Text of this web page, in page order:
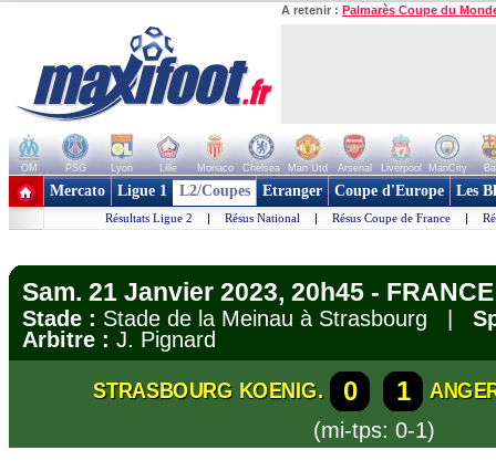
A retenir : Palmarès Coupe du
OM PSG Lyon Lille Monaco Chelsea Man Utd Arsenal Liverpool ManCity
+ de clubs
Mercato Ligue 1 L2/Coupes Etranger Coupe d'Europe Les
Résultats Ligue 2 | Résus National | Résus Coupe de France |
Sam. 21 Janvier 2023, 20h45 -
Stade : Stade de la Meinau à Strasbourg |
Arbitre : J. Pignard
STRASBOURG KOENIG. 0 1
(mi-tps: 0-1)